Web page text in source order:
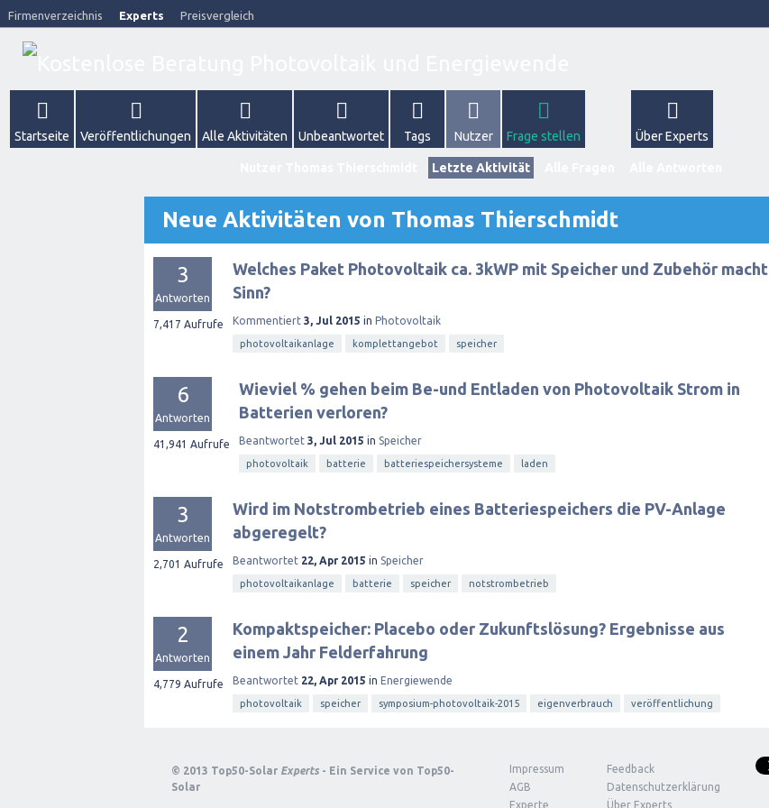
Firmenverzeichnis Experts Preisvergleich
Startseite Veröffentlichungen Alle Aktivitäten Unbeantwortet Tags Nutzer Frage stellen Über Experts
Letzte Aktivität
Neue Aktivitäten von Thomas Thierschmidt
3
Antworten
7,417 Aufrufe
Welches Paket Photovoltaik ca. 3kWP mit Speicher und Zubehör macht
Sinn?
Kommentiert 3, Jul 2015 in Photovoltaik
photovoltaikanlage komplettangebot speicher
6
Antworten
41,941 Aufrufe
Wieviel % gehen beim Be-und Entladen von Photovoltaik Strom in
Batterien verloren?
Beantwortet 3, Jul 2015 in Speicher
photovoltaik batterie batteriespeichersysteme laden
3
Antworten
2,701 Aufrufe
Wird im Notstrombetrieb eines Batteriespeichers die PV-Anlage
abgeregelt?
Beantwortet 22, Apr 2015 in Speicher
photovoltaikanlage batterie speicher notstrombetrieb
2
Antworten
4,779 Aufrufe
Kompaktspeicher: Placebo oder Zukunftslösung? Ergebnisse aus
einem Jahr Felderfahrung
Beantwortet 22, Apr 2015 in Energiewende
photovoltaik speicher symposium-photovoltaik-2015 eigenverbrauch veröffentlichung
© 2013 Top50-Solar Experts - Ein Service von Top50-
Solar
Impressum
Feedback
AGB
Datenschutzerklärung
Experte
Über Experts